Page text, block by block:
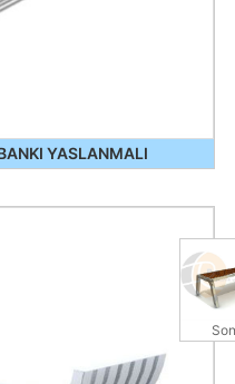
YASLANMALI